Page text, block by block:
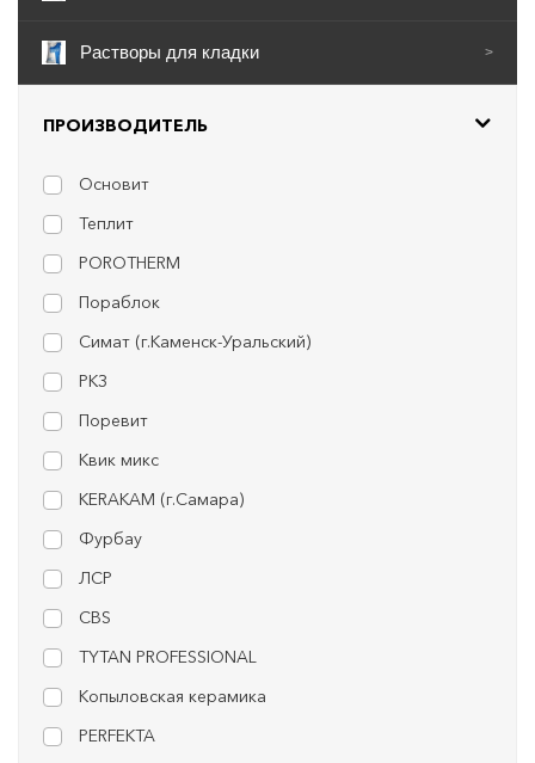
Растворы для кладки >
ПРОИЗВОДИТЕЛЬ
Основит
Теплит
POROTHERM
Пораблок
Симат (г.Каменск-Уральский)
РКЗ
Поревит
Квик микс
KERAKAM (г.Самара)
Фурбау
ЛСР
CBS
TYTAN PROFESSIONAL
Копыловская керамика
PERFEKTA